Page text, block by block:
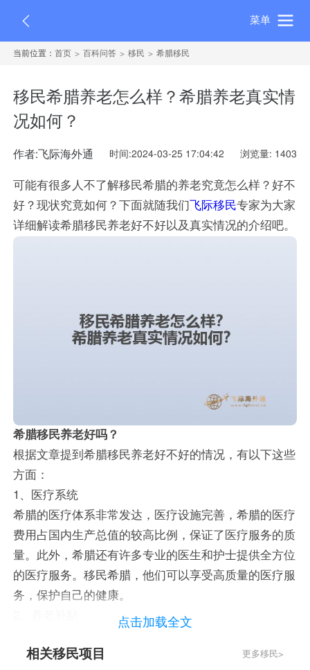
菜单
当前位置：首页 百科问答 移民 希腊移民
移民希腊养老怎么样？希腊养老真实情
况如何？
作者:飞际海外通 时间:2024-03-25 17:04:42 浏览量: 1403
可能有很多人不了解移民希腊的养老究竟怎么样？好不
好？现状究竟如何？下面就随我们
飞际移民专家为大家
详细解读希腊移民养老好不好以及真实情况的介绍吧。
希腊移民养老好吗？
根据文章提到希腊移民养老好不好的情况，有以下这些
方面：
1、医疗系统
希腊的医疗体系非常发达，医疗设施完善，希腊的医疗
费用占国内生产总值的较高比例，保证了医疗服务的质
量。此外，希腊还有许多专业的医生和护士提供全方位
的医疗服务。移民希腊，他们可以享受高质量的医疗服
务，保护自己的健康。
生活成本比其他欧洲国家低，因为国家已经给予了从出
点击加载全文
相关移民项目 更多移民>